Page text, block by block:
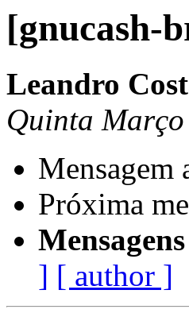
[gnucash-
Leandro
Quinta
Mensagem
Próxima
] [ author ]